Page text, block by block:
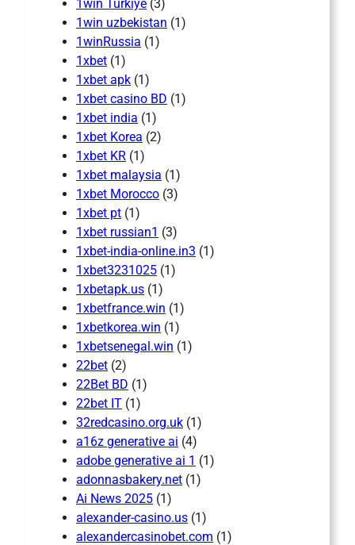
1win Turkiye (3)
1win uzbekistan (1)
1winRussia (1)
1xbet (1)
1xbet apk (1)
1xbet casino BD (1)
1xbet india (1)
1xbet Korea (2)
1xbet KR (1)
1xbet malaysia (1)
1xbet Morocco (3)
1xbet pt (1)
1xbet russian1 (3)
1xbet-india-online.in3 (1)
1xbet3231025 (1)
1xbetapk.us (1)
1xbetfrance.win (1)
1xbetkorea.win (1)
1xbetsenegal.win (1)
22bet (2)
22Bet BD (1)
22bet IT (1)
32redcasino.org.uk (1)
a16z generative ai (4)
adobe generative ai 1 (1)
adonnasbakery.net (1)
Ai News 2025 (1)
alexander-casino.us (1)
alexandercasinobet.com (1)